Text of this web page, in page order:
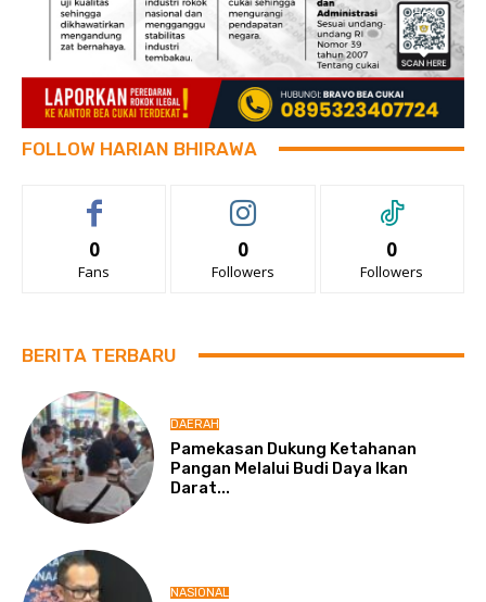
FOLLOW HARIAN BHIRAWA
0
Fans
0
Followers
0
Followers
BERITA TERBARU
DAERAH
Pamekasan Dukung Ketahanan
Pangan Melalui Budi Daya Ikan
Darat...
NASIONAL